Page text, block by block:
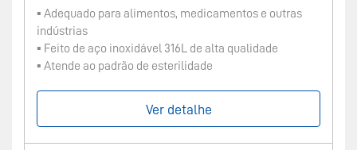
▪ Adequado para alimentos, medicamentos e outras
indústrias
▪ Feito de aço inoxidável 316L de alta qualidade
▪ Atende ao padrão de esterilidade
Ver detalhe